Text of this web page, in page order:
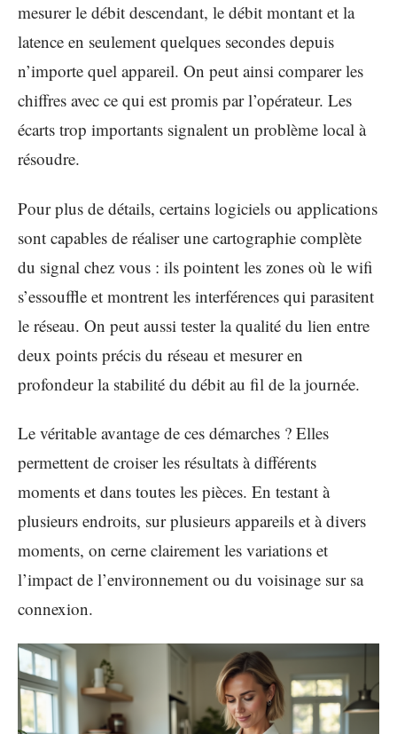
mesurer le débit descendant, le débit montant et la
latence en seulement quelques secondes depuis
n’importe quel appareil. On peut ainsi comparer les
chiffres avec ce qui est promis par l’opérateur. Les
écarts trop importants signalent un problème local à
résoudre.
Pour plus de détails, certains logiciels ou applications
sont capables de réaliser une cartographie complète
du signal chez vous : ils pointent les zones où le wifi
s’essouffle et montrent les interférences qui parasitent
le réseau. On peut aussi tester la qualité du lien entre
deux points précis du réseau et mesurer en
profondeur la stabilité du débit au fil de la journée.
Le véritable avantage de ces démarches ? Elles
permettent de croiser les résultats à différents
moments et dans toutes les pièces. En testant à
plusieurs endroits, sur plusieurs appareils et à divers
moments, on cerne clairement les variations et
l’impact de l’environnement ou du voisinage sur sa
connexion.